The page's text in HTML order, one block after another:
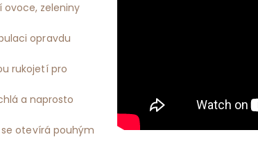
zeleniny
opravdu
rukojetí pro
a naprosto
se otevírá pouhým